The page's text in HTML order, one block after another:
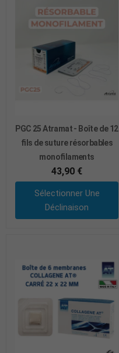
PGC 25 Atramat - Boîte de 12
fils de suture résorbables
monofilaments
43,90 €
Sélectionner Une
Déclinaison